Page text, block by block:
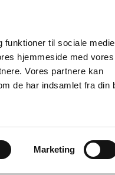
funktioner til sociale
hjemmeside med vores
Vores partnere kan
de har indsamlet fra din
Marketing
os Kontakt
og salg af
Medicinsk